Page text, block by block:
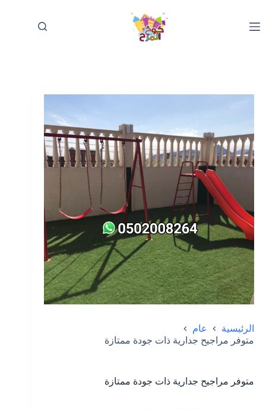
المحتوى
الرئيسية
عام
متوفر مراجيح جدارية ذات جودة ممتازة
متوفر مراجيح جدارية ذات جودة ممتازة